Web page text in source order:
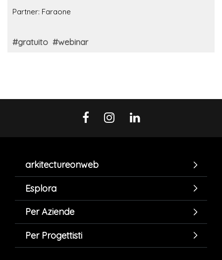
Partner: Faraone
#gratuito #webinar
arkitectureonweb
Esplora
Per Aziende
Per Progettisti